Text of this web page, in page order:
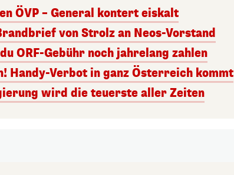
ÖVP – General kontert eiskalt
von Strolz an Neos-Vorstand
ORF-Gebühr noch jahrelang zahlen
Handy-Verbot in ganz Österreich kommt
wird die teuerste aller Zeiten